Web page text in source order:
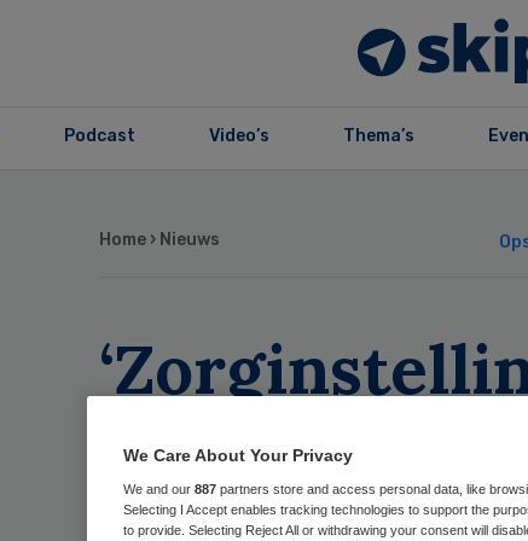
Podcast Video’s Thema’s
Home › Nieuws
klaar voor
We Care About Your Privacy
We and our 887 partners store and access personal data, like
Selecting I Accept enables tracking technologies to support the
to provide. Selecting Reject All or withdrawing your consent will